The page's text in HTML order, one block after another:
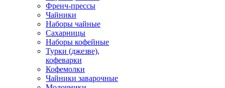
Френч-прессы
Чайники
Наборы чайные
Сахарницы
Наборы кофейные
Турки (джезве),
кофеварки
Кофемолки
Чайники заварочные